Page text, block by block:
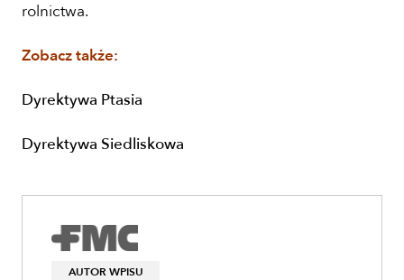
rolnictwa.
Zobacz także:
Dyrektywa Ptasia
Dyrektywa Siedliskowa
AUTOR WPISU